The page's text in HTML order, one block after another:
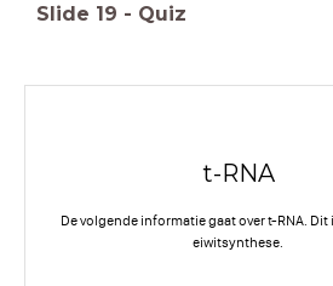
Slide 19 - Quiz
t-RNA
De volgende informatie gaat over t-RNA.
eiwitsynthese.